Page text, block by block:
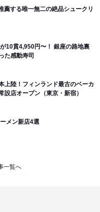
薦する唯一無二の絶品シュークリ
10貫4,950円〜！ 銀座の路地裏
た感動寿司
上陸！フィンランド最古のベーカ
設店オープン（東京・新宿）
メン新店4選
一覧へ